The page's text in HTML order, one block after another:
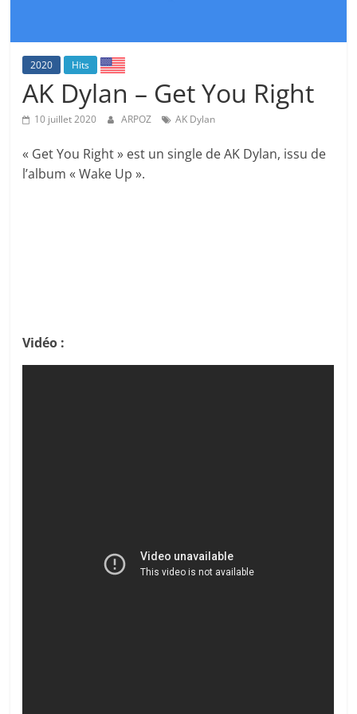
2020 Hits
AK Dylan – Get You Right
10 juillet 2020 ARPOZ AK Dylan
« Get You Right » est un single de AK Dylan, issu de
l’album « Wake Up ».
Vidéo :